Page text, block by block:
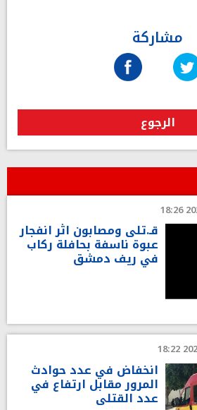
مشاركة
الرجوع
قـ.تلى ومصابون اثر انفجار
عبوة ناسفة بحافلة ركاب
في ريف دمشق
انخفاض في عدد حوادث
المرور مقابل ارتفاع في
عدد القتلى